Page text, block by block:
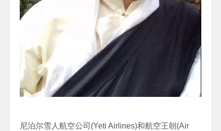
尼泊尔雪人航空公司(Yeti Airlines)和航空王朝(Air